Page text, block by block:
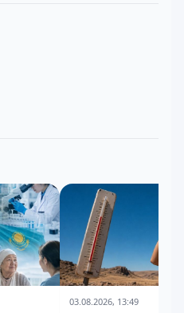
03.08.2026, 13:49